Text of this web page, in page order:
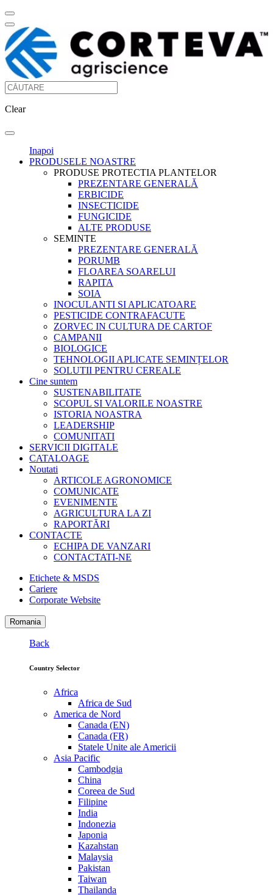
Clear
Inapoi
PRODUSELE NOASTRE
PRODUSE PROTECTIA PLANTELOR
PREZENTARE GENERALĂ
ERBICIDE
INSECTICIDE
FUNGICIDE
ALTE PRODUSE
SEMINTE
PREZENTARE GENERALĂ
PORUMB
FLOAREA SOARELUI
RAPITA
SOIA
INOCULANTI SI APLICATOARE
PESTICIDE CONTRAFACUTE
ZORVEC IN CULTURA DE CARTOF
CAMPANII
BIOLOGICE
TEHNOLOGII APLICATE SEMINȚELOR
SOLUTII PENTRU CEREALE
Cine suntem
SUSTENABILITATE
SCOPUL SI VALORILE NOASTRE
ISTORIA NOASTRA
LEADERSHIP
COMUNITATI
SERVICII DIGITALE
CATALOAGE
Noutati
ARTICOLE AGRONOMICE
COMUNICATE
EVENIMENTE
AGRICULTURA LA ZI
RAPORTĂRI
CONTACTE
ECHIPA DE VANZARI
CONTACTATI-NE
Etichete & MSDS
Cariere
Corporate Website
Romania
Back
Country Selector
Africa
Africa de Sud
America de Nord
Canada (EN)
Canada (FR)
Statele Unite ale Americii
Asia Pacific
Cambodgia
China
Coreea de Sud
Filipine
India
Indonezia
Japonia
Kazahstan
Malaysia
Pakistan
Taiwan
Thailanda